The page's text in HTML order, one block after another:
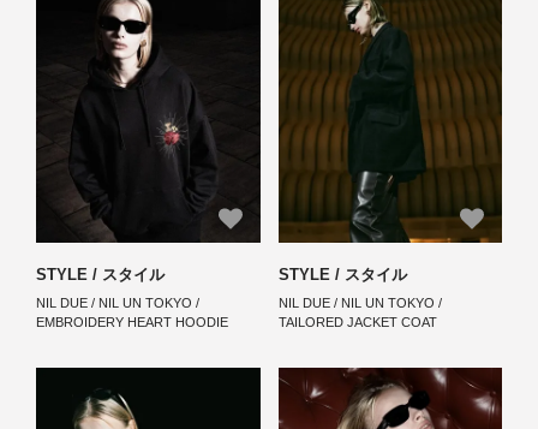
STYLE / スタイル
NIL DUE / NIL UN TOKYO /
EMBROIDERY HEART HOODIE
STYLE / スタイル
NIL DUE / NIL UN TOKYO /
TAILORED JACKET COAT